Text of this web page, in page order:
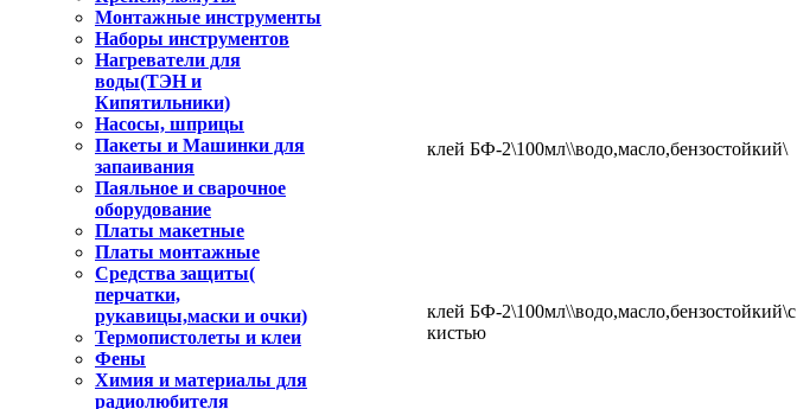
Монтажные инструменты
Наборы инструментов
Нагреватели для
воды(ТЭН и
Кипятильники)
Насосы, шприцы
Пакеты и Машинки для
запаивания
Паяльное и сварочное
оборудование
Платы макетные
Платы монтажные
Средства защиты(
перчатки,
рукавицы,маски и очки)
Термопистолеты и клеи
Фены
Химия и материалы для
радиолюбителя
клей БФ-2\100мл\\водо,масло,бензостойкий\
клей БФ-2\100мл\\водо,масло,бензостойкий\с
кистью